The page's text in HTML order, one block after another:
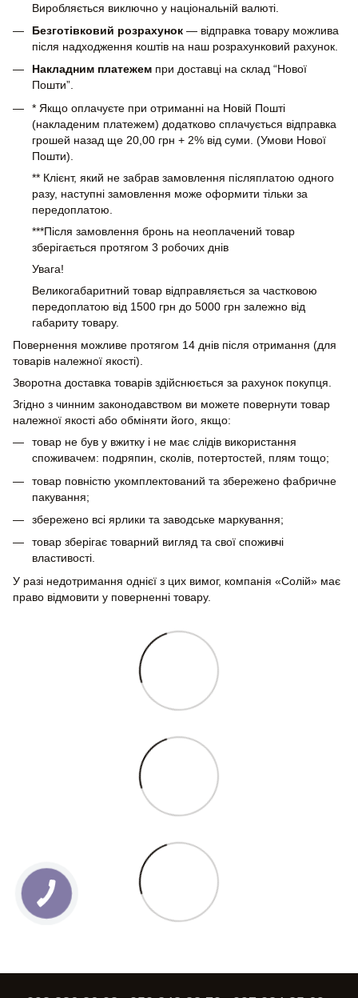
Виробляється виключно у національній валюті.
Безготівковий розрахунок — відправка товару можлива
після надходження коштів на наш розрахунковий рахунок.
Накладним платежем при доставці на склад “Нової
Пошти”.
* Якщо оплачуєте при отриманні на Новій Пошті
(накладеним платежем) додатково сплачується відправка
грошей назад ще 20,00 грн + 2% від суми. (Умови Нової
Пошти).
** Клієнт, який не забрав замовлення післяплатою одного
разу, наступні замовлення може оформити тільки за
передоплатою.
***Після замовлення бронь на неоплачений товар
зберігається протягом 3 робочих днів
Увага!
Великогабаритний товар відправляється за частковою
передоплатою від 1500 грн до 5000 грн залежно від
габариту товару.
Повернення можливе протягом 14 днів після отримання (для
товарів належної якості).
Зворотна доставка товарів здійснюється за рахунок покупця.
Згідно з чинним законодавством ви можете повернути товар
належної якості або обміняти його, якщо:
товар не був у вжитку і не має слідів використання
споживачем: подряпин, сколів, потертостей, плям тощо;
товар повністю укомплектований та збережено фабричне
пакування;
збережено всі ярлики та заводське маркування;
товар зберігає товарний вигляд та свої споживчі
властивості.
У разі недотримання однієї з цих вимог, компанія «Солій» має
право відмовити у поверненні товару.